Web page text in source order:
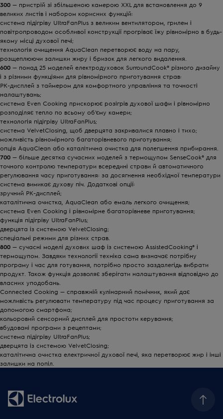
300 — пристрій зі збільшеною камерою XXL для встановлення до 9
великих листів і набором корисних функцій:
система підігріву UltraFanPlus з великим вентилятором, грилем і
повітропроводом особливої ​​конструкції прогріває їжу рівномірно в будь-
якому місці духової печі;
технологія очищення AquaClean перетворює воду на пару,
розщеплюючи залишки жиру і бризок для легкого видалення.
600 — понад 25 моделей електродуховок SurroundCook® різного дизайну
і з різними функціями для рівномірного приготування страв:
РК-дисплей з таймером для комфортного управління та точності
налаштувань;
система Even Cooking прискорює розігрів духової шафи і рівномірно
розподіляє тепло по всьому об'єму камери;
технологія підігріву UltraFanPlus;
система VelvetClosing, щоб дверцята закривалися плавно і тихо;
можливість рівномірного багаторівневого приготування;
опція AquaClean або каталітична очистка для полегшення прибирання.
700 — більше десятка сучасних моделей з термощупом SenseCook® для
точного контролю температури всередині страви й автоматичного
регулювання часу приготування: за досягнення необхідної температури
система вимикає духову піч. Додаткові опції:
зручний РК-дисплей;
каталітична очистка, AquaClean або емаль легкого очищення;
система Even Cooking і рівномірне багаторівневе приготування;
функція підігріву UltraFanPlus;
дверцята із системою VelvetClosing;
спеціальні режими для різних страв.
800 — сучасні моделі духових шаф із системою AssistedCooking® і
термощупом. Завдяки технології техніка сама визначає потрібну
програму і час для готування, потрібно просто заздалегідь вибрати
продукт. Також функція дозволяє зберігати налаштування відповідно до
власних уподобань.
Connected Cooking — справжній кулінарний помічник, який дає
можливість регулювати температуру під час процесу приготування за
допомогою смартфона;
кольоровий сенсорний дисплей для простоти керування;
вбудовані програми з рецептами;
система підігріву UltraFanPlus;
дверцята із системою VelvetClosing;
каталітична очистка електричної духової печі, яка перетворює жир і інші
залишки на попіл.